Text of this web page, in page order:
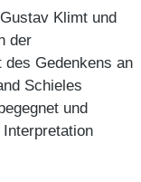
Klimt und
der
Gedenkens an
Schieles
und